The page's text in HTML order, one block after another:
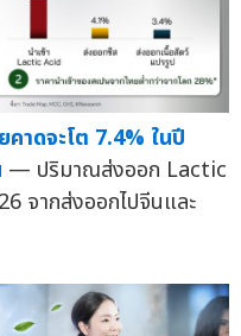
าดจะโต 7.4% ในปี
— ปริมาณส่งออก Lactic
จากส่งออกไปจีนและ